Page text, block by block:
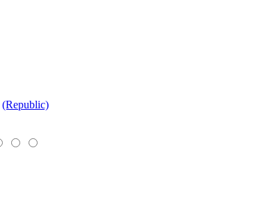
(Republic)